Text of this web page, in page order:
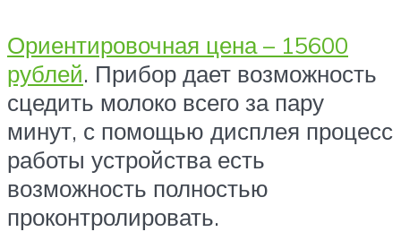
Ориентировочная цена – 15600
рублей. Прибор дает возможность
сцедить молоко всего за пару
минут, с помощью дисплея процесс
работы устройства есть
возможность полностью
проконтролировать.